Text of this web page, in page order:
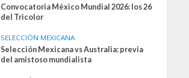
Convocatoria México Mundial 2026: los 26
del Tricolor
SELECCIÓN MEXICANA
Selección Mexicana vs Australia: previa
del amistoso mundialista